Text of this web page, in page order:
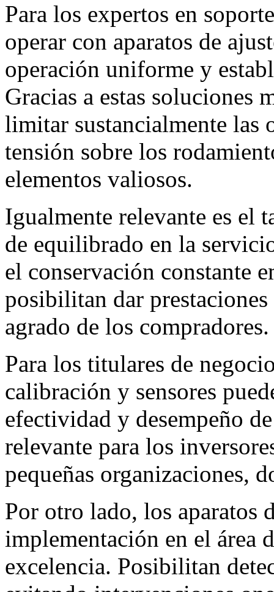
Para los expertos en
operar con aparatos de
operación uniforme y
Gracias a estas soluciones
limitar sustancialmente las
tensión sobre los
elementos valiosos.
Igualmente relevante es el
de equilibrado en la
el conservación constante
posibilitan dar
agrado de los compradores.
Para los titulares de
calibración y sensores
efectividad y desempeño
relevante para los
pequeñas organizaciones,
Por otro lado, los aparatos
implementación en el área
excelencia. Posibilitan